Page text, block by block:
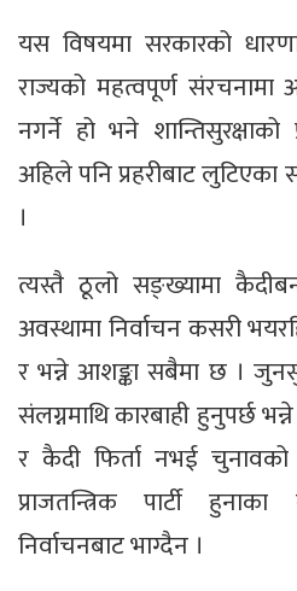
यस विषयमा सरकारको
राज्यको महत्वपूर्ण संरचनामा
नगर्ने हो भने
अहिले पनि प्रहरीबाट लुटिएका
।
त्यस्तै ठूलो सङ्ख्यामा
अवस्थामा निर्वाचन कसरी
र भन्ने आशङ्का सबैमा छ ।
संलग्नमाथि कारबाही हुनुपर्छ भन्ने
र कैदी फिर्ता नभई
प्राजतन्त्रिक पार्टी
निर्वाचनबाट भाग्दैन ।